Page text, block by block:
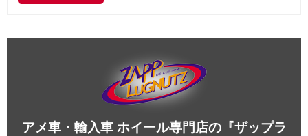
アメ車・輸入車 ホイール専門店の『ザップラ